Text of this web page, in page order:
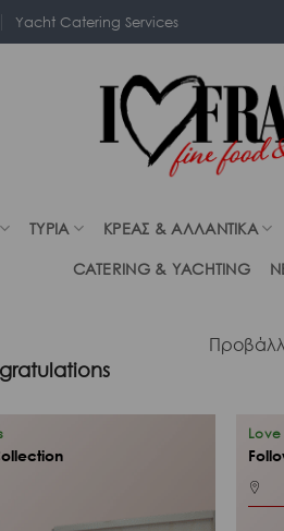
Yacht Catering Services
ΤΥΡΙΑ ΚΡΕΑΣ & ΑΛΛΑΝΤΙΚΑ
CATERING & YACHTING
Love